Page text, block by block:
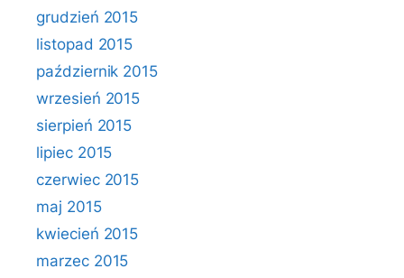
grudzień 2015
listopad 2015
październik 2015
wrzesień 2015
sierpień 2015
lipiec 2015
czerwiec 2015
maj 2015
kwiecień 2015
marzec 2015